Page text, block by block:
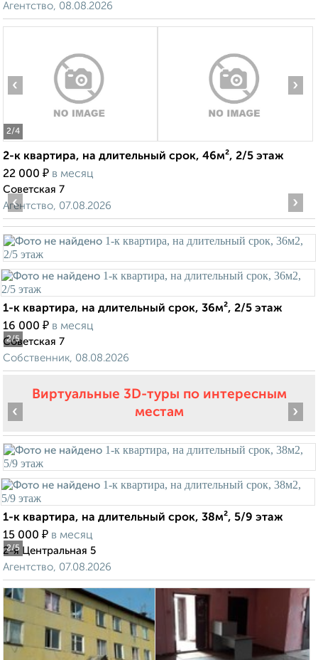
Агентство, 08.08.2026
2/4
‹ ›
2-к квартира, на длительный срок, 46м², 2/5 этаж
22 000 ₽ в месяц
Советская 7
Агентство, 07.08.2026
2/5
‹ ›
1-к квартира, на длительный срок, 36м², 2/5 этаж
16 000 ₽ в месяц
Советская 7
Собственник, 08.08.2026
Виртуальные 3D-туры по интересным
местам
2/5
‹ ›
1-к квартира, на длительный срок, 38м², 5/9 этаж
15 000 ₽ в месяц
2-я Центральная 5
Агентство, 07.08.2026